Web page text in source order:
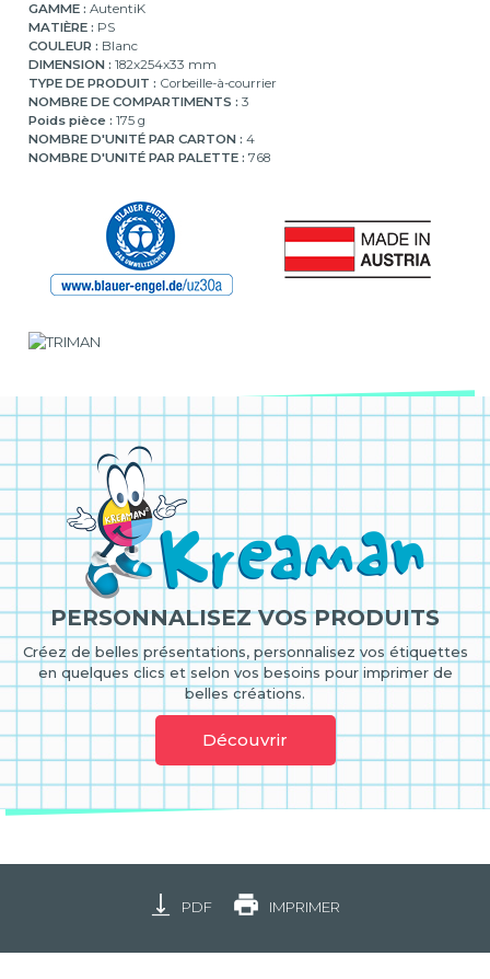
GAMME : AutentiK
MATIÈRE : PS
COULEUR : Blanc
DIMENSION : 182x254x33 mm
TYPE DE PRODUIT : Corbeille-à-courrier
NOMBRE DE COMPARTIMENTS : 3
Poids pièce : 175 g
NOMBRE D'UNITÉ PAR CARTON : 4
NOMBRE D'UNITÉ PAR PALETTE : 768
PERSONNALISEZ VOS PRODUITS
Créez de belles présentations, personnalisez vos étiquettes
en quelques clics et selon vos besoins pour imprimer de
belles créations.
Découvrir
PDF IMPRIMER